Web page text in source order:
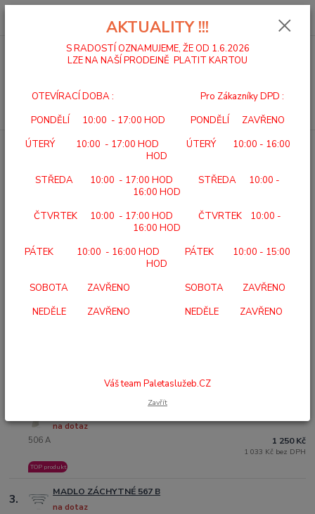
0,00 Kč
Úvod MADLA MADLA
MADLA
STANDARDNÍ
ŠVÉDSKÁ MADLA NA VANU
2.
506 A
na dotaz
TOP produkt
1 250 Kč
1 033 Kč bez DPH
3. MADLO ZÁCHYTNÉ 567 B
na dotaz
AKTUALITY !!!
S RADOSTÍ OZNAMUJEME, ŽE OD 1.6.2026
LZE NA NAŠÍ PRODEJNĚ PLATIT KARTOU
OTEVÍRACÍ DOBA : Pro Zákazníky DPD :
PONDĚLÍ 10:00 - 17:00 HOD PONDĚLÍ ZAVŘENO
ÚTERÝ 10:00 - 17:00 HOD ÚTERÝ 10:00 - 16:00
HOD
STŘEDA 10:00 - 17:00 HOD STŘEDA 10:00 -
16:00 HOD
ČTVRTEK 10:00 - 17:00 HOD ČTVRTEK 10:00 -
16:00 HOD
PÁTEK 10:00 - 16:00 HOD PÁTEK 10:00 - 15:00
HOD
SOBOTA ZAVŘENO SOBOTA ZAVŘENO
NEDĚLE ZAVŘENO NEDĚLE ZAVŘENO
Váš team Paletaslužeb.CZ
Zavřít